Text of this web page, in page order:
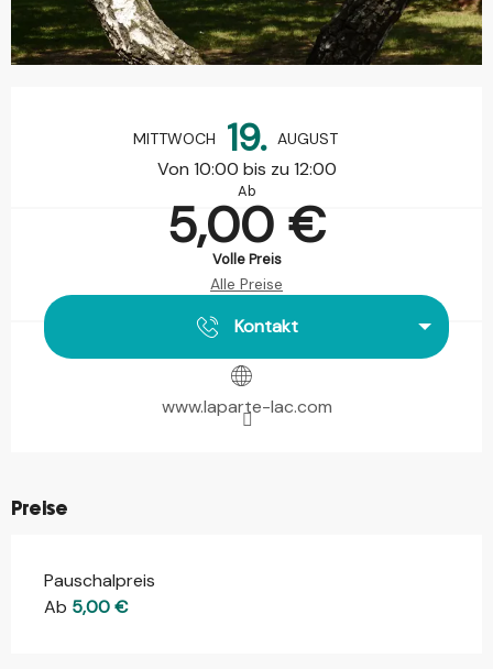
MITTWOCH 19. AUGUST
Von 10:00 bis zu 12:00
Ab
5,00 €
Volle Preis
Alle Preise
Kontakt
www.laparte-lac.com
Preise
Pauschalpreis
Ab 5,00 €